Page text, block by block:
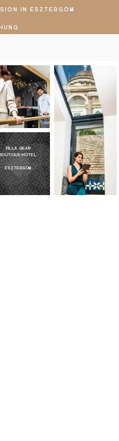
in Esztergom
Villa Gran
Boutique-Hotel
Esztergom